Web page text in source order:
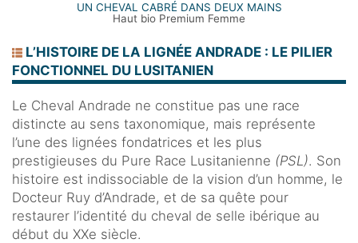
UN CHEVAL CABRÉ DANS DEUX MAINS
Haut bio Premium Femme
L’HISTOIRE DE LA LIGNÉE ANDRADE : LE PILIER
FONCTIONNEL DU LUSITANIEN
Le Cheval Andrade ne constitue pas une race
distincte au sens taxonomique, mais représente
l’une des lignées fondatrices et les plus
prestigieuses du Pure Race Lusitanienne (PSL). Son
histoire est indissociable de la vision d’un homme, le
Docteur Ruy d’Andrade, et de sa quête pour
restaurer l’identité du cheval de selle ibérique au
début du XXe siècle.